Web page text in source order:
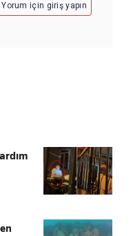
Yorum için giriş yapın